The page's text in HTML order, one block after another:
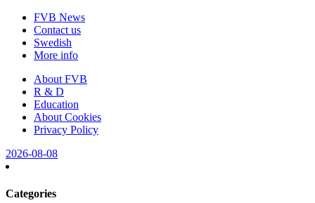
FVB News
Contact us
Swedish
More info
About FVB
R & D
Education
About Cookies
Privacy Policy
2026-08-08
Categories